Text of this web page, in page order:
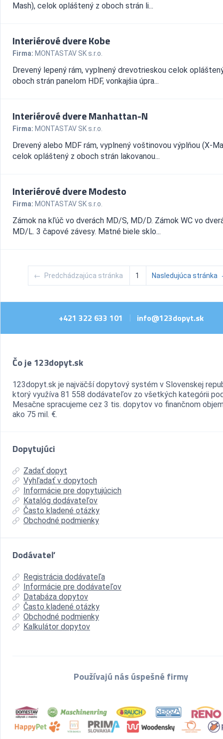
Mash), celok opláštený z oboch strán li...
Interiérové dvere Kobe
Firma: MONTASTAV SK s.r.o.
Drevený lepený rám, vyplnený drevotrieskou celok
oboch strán panelom HDF, vonkajšia úpra...
Interiérové dvere Manhattan-N
Firma: MONTASTAV SK s.r.o.
Drevený alebo MDF rám, vyplnený voštinovou výplňou (X-
celok opláštený z oboch strán lakovanou...
Interiérové dvere Modesto
Firma: MONTASTAV SK s.r.o.
Zámok na kľúč vo dverách MD/S, MD/D. Zámok WC vo
MD/L. 3 čapové závesy. Matné biele sklo...
← Predchádzajúca stránka 1 Nasledujúca stránka
+421 322 633 101 | info@123dopyt.sk
Čo je 123dopyt.sk
123dopyt.sk je najväčší dopytový systém v Slovenskej
ktorý využíva 81 558 dodávateľov zo všetkých kategórii
Mesačne spracujeme cez 3 tis. dopytov vo finančnom
ako 75 mil. €.
Dopytujúci
Zadať dopyt
Vyhľadať v dopytoch
Informácie pre dopytujúcich
Katalóg dodávateľov
Často kladené otázky
Obchodné podmienky
Dodávateľ
Registrácia dodávateľa
Informácie pre dodávateľov
Databáza dopytov
Často kladené otázky
Obchodné podmienky
Kalkulátor dopytov
Používajú nás úspešné firmy